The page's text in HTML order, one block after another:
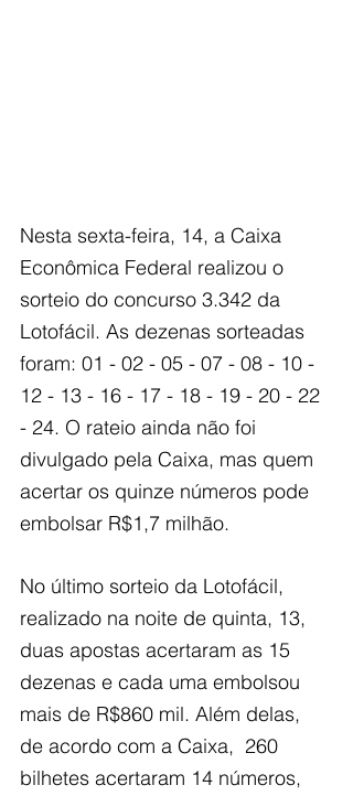
Nesta sexta-feira, 14, a Caixa
Econômica Federal realizou o
sorteio do concurso 3.342 da
Lotofácil. As dezenas sorteadas
foram: 01 - 02 - 05 - 07 - 08 - 10 -
12 - 13 - 16 - 17 - 18 - 19 - 20 - 22
- 24. O rateio ainda não foi
divulgado pela Caixa, mas quem
acertar os quinze números pode
embolsar R$1,7 milhão.
No último sorteio da Lotofácil,
realizado na noite de quinta, 13,
duas apostas acertaram as 15
dezenas e cada uma embolsou
mais de R$860 mil. Além delas,
de acordo com a Caixa,  260
bilhetes acertaram 14 números,